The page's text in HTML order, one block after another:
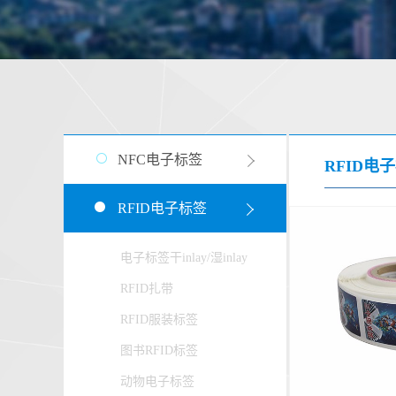
NFC电子标签
RFID电子标签
电子标签干inlay/湿inlay
RFID扎带
RFID服装标签
图书RFID标签
动物电子标签
RFID电